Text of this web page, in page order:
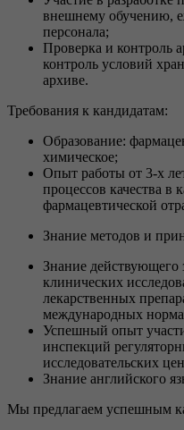
внешнему обучению,
персонала;
Проверка и контроль
контроль условий
архиве.
Требования к кандидатам:
Образование:
химическое;
Опыт работы от 3-х
процессов качества в
фармацевтической
Знание методов и
Знание действующего
клинических
лекарственных
международных
Успешный опыт
инспекций
исследовательских
Знание английского
Мы предлагаем успешным